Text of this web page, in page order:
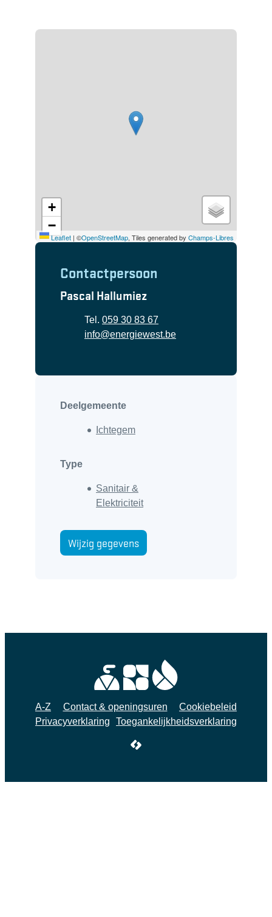
Stratenplan
+
−
Leaflet | ©OpenStreetMap, Tiles generated by Champs-Libres
Contactpersoon
Pascal Hallumiez
059 30 83 67
E-mailinfo@energiewest.be
Deelgemeente
Ichtegem
Type
Sanitair &
Elektriciteit
Wijzig gegevens
A-Z Contact & openingsuren
Cookiebeleid
Privacyverklaring
Toegankelijkheidsverklaring
LCP nv 2026 ©